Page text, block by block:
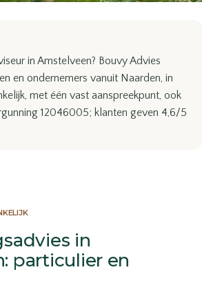
in Amstelveen? Bouvy Advies
en ondernemers vanuit Naarden, in
met één vast aanspreekpunt, ook
12046005; klanten geven 4,6/5
in
particulier en